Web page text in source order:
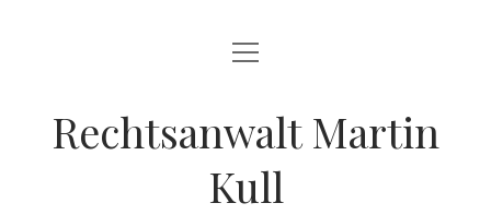
HOME
SEMINARE UND VORTRÄGE
Menü
INTERVIEW ZUM THEMA KÜNDIGUNG
DOWNLOADS
Menü
öffnen
Rechtsanwalt Martin
Kull